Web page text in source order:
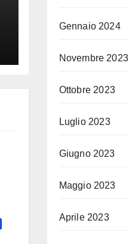
Gennaio 2024
Novembre 2023
Ottobre 2023
Luglio 2023
Giugno 2023
Maggio 2023
Aprile 2023